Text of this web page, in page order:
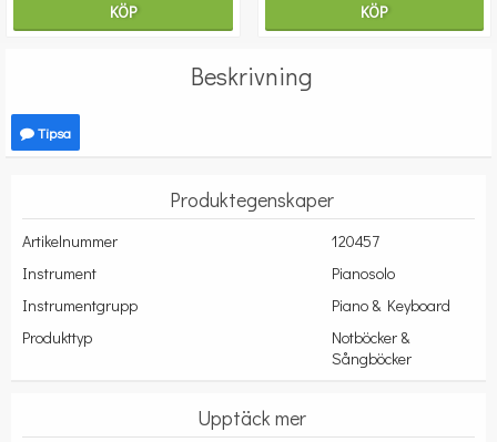
KÖP KÖP
Beskrivning
Tipsa
Produktegenskaper
Artikelnummer
120457
Instrument
Pianosolo
Instrumentgrupp
Piano & Keyboard
Produkttyp
Notböcker &
Sångböcker
Upptäck mer